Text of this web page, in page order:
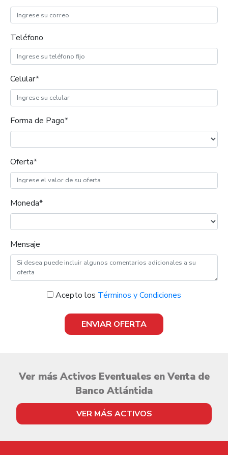
Teléfono
Celular*
Forma de Pago*
Oferta*
Moneda*
Mensaje
Acepto los Términos y Condiciones
ENVIAR OFERTA
Ver más Activos Eventuales en Venta de
Banco Atlántida
VER MÁS ACTIVOS